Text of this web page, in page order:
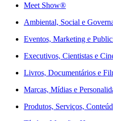
Meet Show®
Ambiental, Social e
Eventos, Marketing e
Executivos, Cientistas e
⁠Livros, Documentários e
Marcas, Mídias e
⁠Produtos, Serviços,